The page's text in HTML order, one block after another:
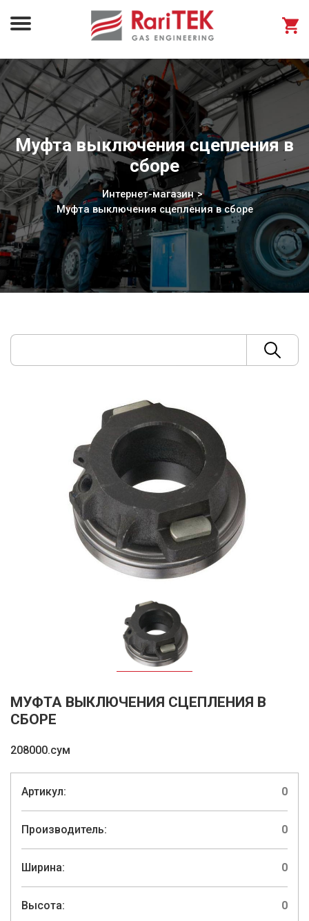
Муфта выключения сцепления в
сборе
Интернет-магазин
Муфта выключения сцепления в сборе
МУФТА ВЫКЛЮЧЕНИЯ СЦЕПЛЕНИЯ В
СБОРЕ
208000.сум
Артикул: 0
Производитель: 0
Ширина: 0
Высота: 0